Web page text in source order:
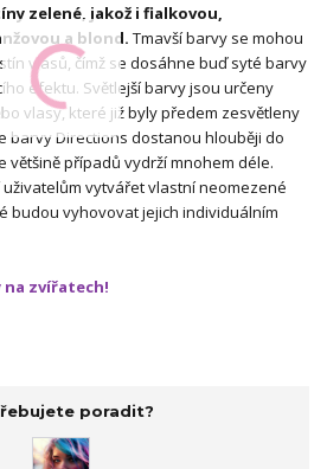
zelené, jakož i fialkovou,
a blond. Tmavší barvy se mohou
vlasů, čímž se dosáhne buď syté barvy
efektu. Světlejší barvy jsou určeny
vlasy, které již byly předem zesvětleny
barvy Directions dostanou hlouběji do
většině případů vydrží mnohem déle.
vytvářet vlastní neomezené
budou vyhovovat jejich individuálním
na zvířatech!
poradit?